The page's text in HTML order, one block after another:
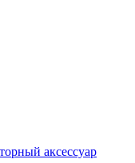
аксессуар